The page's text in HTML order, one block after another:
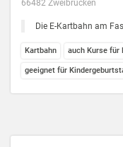
66482 Zweibrücken
Die E-Kartbahn am
Kartbahn auch Kurse für
geeignet für